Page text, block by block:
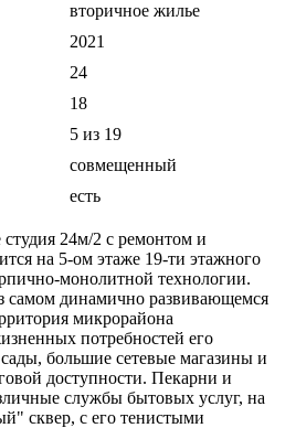
вторичное жилье
2021
24
18
5 из 19
совмещенный
есть
24м/2 с ремонтом и
на 5-ом этаже 19-ти этажного
монолитной технологии.
самом динамично развивающемся
микрорайона
потребностей его
большие сетевые магазины и
доступности. Пекарни и
службы бытовых услуг, на
сквер, с его тенистыми